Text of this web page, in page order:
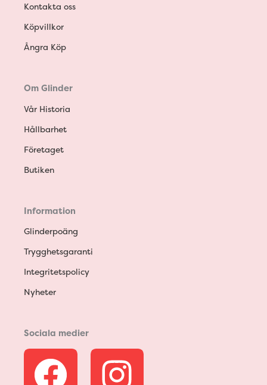
Kontakta oss
Köpvillkor
Ångra Köp
Om Glinder
Vår Historia
Hållbarhet
Företaget
Butiken
Information
Glinderpoäng
Trygghetsgaranti
Integritetspolicy
Nyheter
Sociala medier
F I